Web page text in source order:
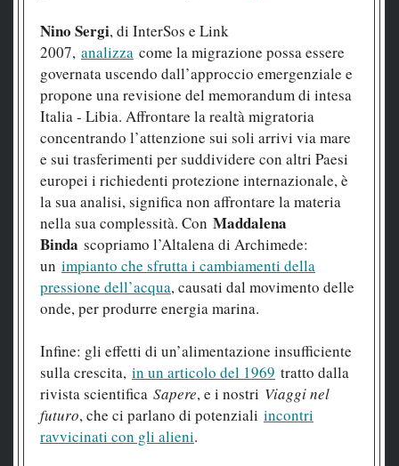
Nino Sergi, di InterSos e Link
2007, analizzacome la migrazione possa essere
governata uscendo dall’approccio emergenziale e
propone una revisione del memorandum di intesa
Italia - Libia. Affrontare la realtà migratoria
concentrando l’attenzione sui soli arrivi via mare
e sui trasferimenti per suddividere con altri Paesi
europei i richiedenti protezione internazionale, è
la sua analisi, significa non affrontare la materia
nella sua complessità. Con Maddalena
Binda scopriamo l’Altalena di Archimede:
un impianto che sfrutta i cambiamenti della
pressione dell’acqua, causati dal movimento delle
onde, per produrre energia marina.
Infine: gli effetti di un’alimentazione insufficiente
sulla crescita, in un articolo del 1969 tratto dalla
rivista scientifica Sapere, e i nostri Viaggi nel
futuro, che ci parlano di potenziali incontri
ravvicinati con gli alieni.